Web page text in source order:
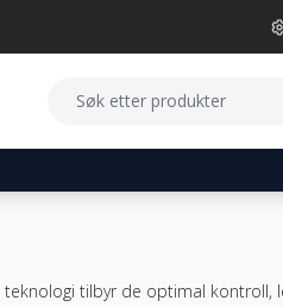
tilbyr de optimal kontroll,